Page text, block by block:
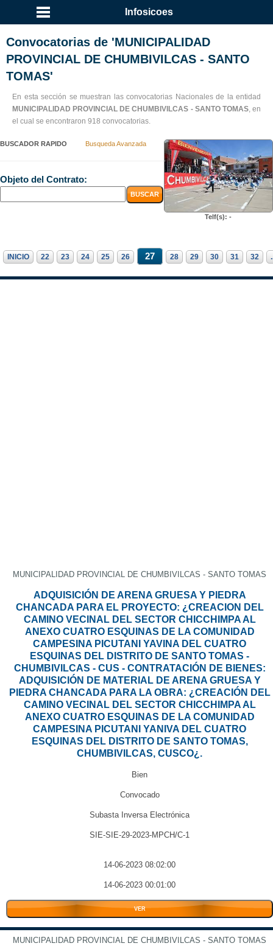
Infosicoes
Convocatorias de 'MUNICIPALIDAD
PROVINCIAL DE CHUMBIVILCAS - SANTO
TOMAS'
En esta sección se muestran las convocatorias Nacionales de la entidad
MUNICIPALIDAD PROVINCIAL DE CHUMBIVILCAS - SANTO TOMAS, en
el cual se encontraron 918 convocatorias.
BUSCADOR RAPIDO Busqueda Avanzada
Objeto del Contrato:
Telf(s): -
INICIO 22 23 24 25 26 27 28 29 30 31 32
MUNICIPALIDAD PROVINCIAL DE CHUMBIVILCAS - SANTO TOMAS
ADQUISICIÓN DE ARENA GRUESA Y PIEDRA
CHANCADA PARA EL PROYECTO: ¿CREACION DEL
CAMINO VECINAL DEL SECTOR CHICCHIMPA AL
ANEXO CUATRO ESQUINAS DE LA COMUNIDAD
CAMPESINA PICUTANI YAVINA DEL CUATRO
ESQUINAS DEL DISTRITO DE SANTO TOMAS -
CHUMBIVILCAS - CUS - CONTRATACIÓN DE BIENES:
ADQUISICIÓN DE MATERIAL DE ARENA GRUESA Y
PIEDRA CHANCADA PARA LA OBRA: ¿CREACIÓN DEL
CAMINO VECINAL DEL SECTOR CHICCHIMPA AL
ANEXO CUATRO ESQUINAS DE LA COMUNIDAD
CAMPESINA PICUTANI YANIVA DEL CUATRO
ESQUINAS DEL DISTRITO DE SANTO TOMAS,
CHUMBIVILCAS, CUSCO¿.
Bien
Convocado
Subasta Inversa Electrónica
SIE-SIE-29-2023-MPCH/C-1
14-06-2023 08:02:00
14-06-2023 00:01:00
VER
MUNICIPALIDAD PROVINCIAL DE CHUMBIVILCAS - SANTO TOMAS